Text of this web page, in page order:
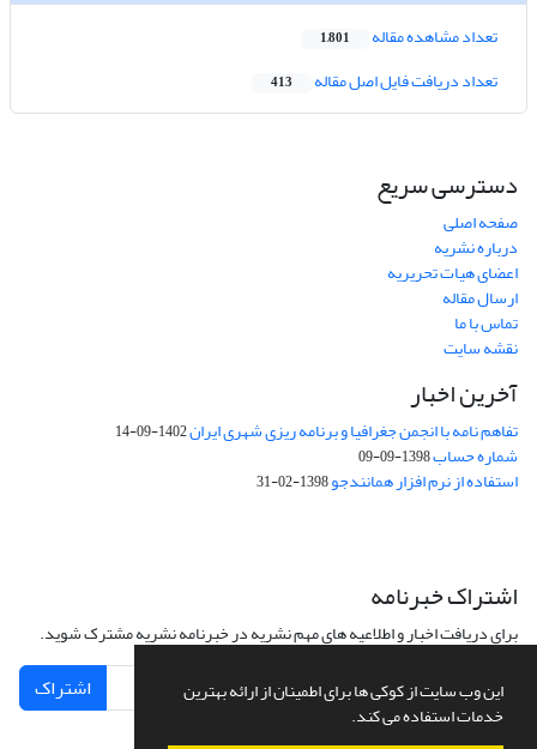
این وب سایت از کوکی ها برای اطمینان از ارائه بهترین
خدمات استفاده می کند.
تعداد مشاهده مقاله 1,801
تعداد دریافت فایل اصل مقاله 413
دسترسی سریع
صفحه اصلی
درباره نشریه
اعضای هیات تحریریه
ارسال مقاله
تماس با ما
نقشه سایت
آخرین اخبار
تفاهم نامه با انجمن جغرافیا و برنامه ریزی شهری ایران1402-09-14
شماره حساب1398-09-09
استفاده از نرم افزار همانندجو1398-02-31
اشتراک خبرنامه
برای دریافت اخبار و اطلاعیه های مهم نشریه در خبرنامه نشریه مشترک شوید.
اشتراک